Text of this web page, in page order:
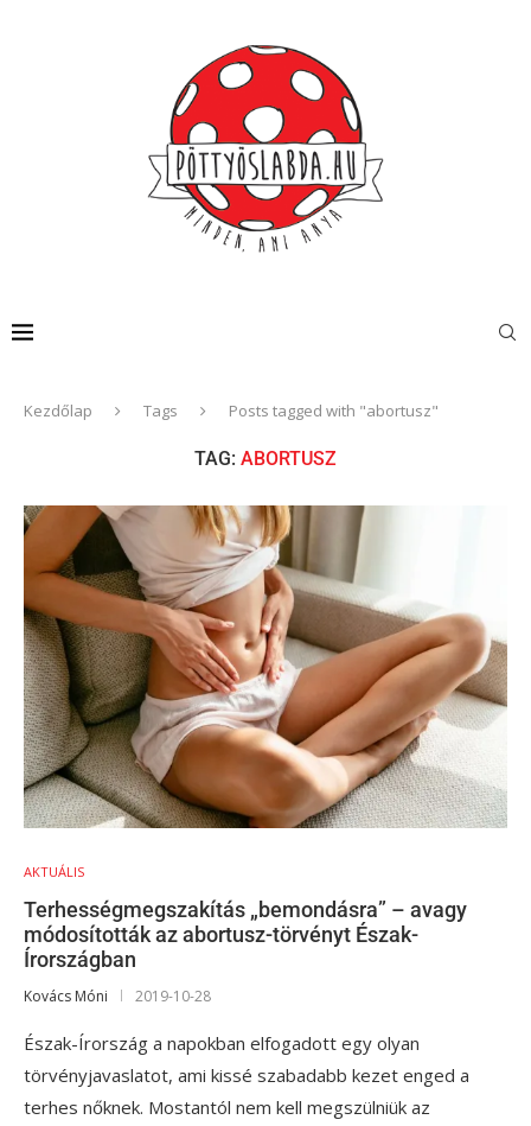
Kezdőlap Tags Posts tagged with "abortusz"
TAG: ABORTUSZ
AKTUÁLIS
Terhességmegszakítás „bemondásra” – avagy
módosították az abortusz-törvényt Észak-
Írországban
Kovács Móni 2019-10-28
Észak-Írország a napokban elfogadott egy olyan
törvényjavaslatot, ami kissé szabadabb kezet enged a
terhes nőknek. Mostantól nem kell megszülniük az